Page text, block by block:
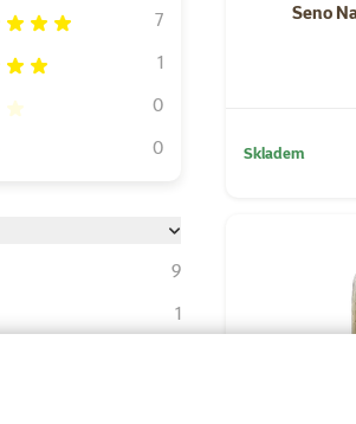
80%
7
60%
1
40%
0
20%
0
9
1
Seno
Skladem